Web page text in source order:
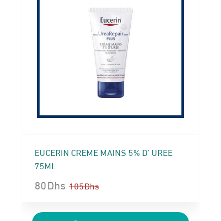
EUCERIN CREME MAINS 5% D’ UREE
75ML
105Dhs
prix
80Dhs
prix